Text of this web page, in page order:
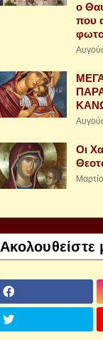
ο
που
Οι
Ακολουθείστε